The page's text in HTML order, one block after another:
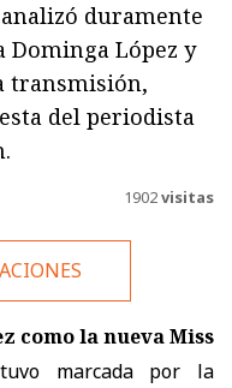
duramente
Dominga López y
transmisión,
del periodista
1902visitas
como la nueva Miss
marcada por la